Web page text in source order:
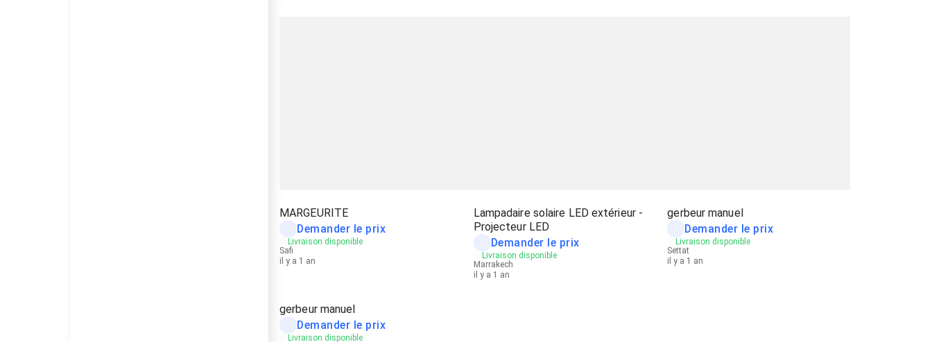
MARGEURITE
Demander le prix
Livraison disponible
Safi
il y a 1 an
Lampadaire solaire LED extérieur -
Projecteur LED
Demander le prix
Livraison disponible
Marrakech
il y a 1 an
gerbeur manuel
Demander le prix
Livraison disponible
Settat
il y a 1 an
gerbeur manuel
Demander le prix
Livraison disponible